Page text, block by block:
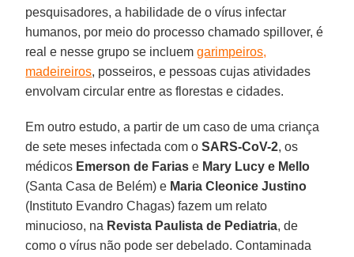
pesquisadores, a habilidade de o vírus infectar
humanos, por meio do processo chamado spillover, é
real e nesse grupo se incluemgarimpeiros,
madeireiros, posseiros, e pessoas cujas atividades
envolvam circular entre as florestas e cidades.
Em outro estudo, a partir de um caso de uma criança
de sete meses infectada com oSARS-CoV-2, os
médicos Emerson de Fariase Mary Lucy e Mello
(Santa Casa de Belém) e Maria Cleonice Justino
(Instituto Evandro Chagas) fazem um relato
minucioso, na Revista Paulista de Pediatria, de
como o vírus não pode ser debelado. Contaminada